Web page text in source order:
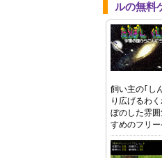
ルの無料
飼い主の｢し
り広げるわ
ぼのした雰
すめのフリ